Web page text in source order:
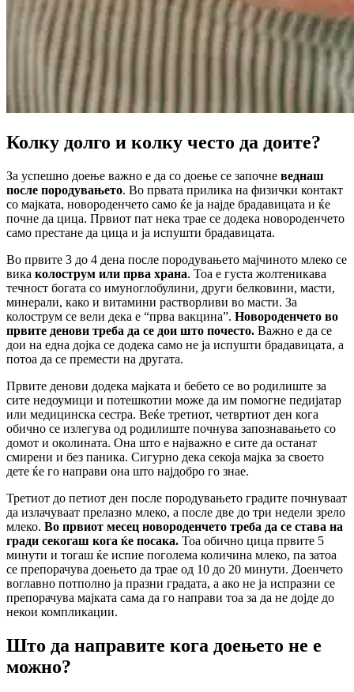
Колку долго и колку често да доите?
За успешно доење важно е да со доење се започне веднаш
после породувањето. Во првата прилика на физички контакт
со мајката, новороденчето само ќе ја најде брадавицата и ќе
почне да цица. Првиот пат нека трае се додека новороденчето
само престане да цица и ја испушти брадавицата.
Во првите 3 до 4 дена после породувањето мајчиното млеко се
вика колострум или прва храна. Тоа е густа жолтеникава
течност богата со имуноглобулини, други белковини, масти,
минерали, како и витамини растворливи во масти. За
колострум се вели дека е “прва вакцина”. Новороденчето во
првите денови треба да се дои што почесто. Важно е да се
дои на една дојка се додека само не ја испушти брадавицата, а
потоа да се премести на другата.
Првите денови додека мајката и бебето се во родилиште за
сите недоумици и потешкотии може да им помогне педијатар
или медицинска сестра. Веќе третиот, четвртиот ден кога
обично се излегува од родилиште почнува запознавањето со
домот и околината. Она што е најважно е сите да останат
смирени и без паника. Сигурно дека секоја мајка за своето
дете ќе го направи она што најдобро го знае.
Третиот до петиот ден после породувањето градите почнуваат
да излачуваат прелазно млеко, а после две до три недели зрело
млеко. Во првиот месец новороденчето треба да се става на
гради секогаш кога ќе посака. Тоа обично цица првите 5
минути и тогаш ќе испие поголема количина млеко, па затоа
се препорачува доењето да трае од 10 до 20 минути. Доенчето
воглавно потполно ја празни градата, а ако не ја испразни се
препорачува мајката сама да го направи тоа за да не дојде до
некои компликации.
Што да направите кога доењето не е
можно?